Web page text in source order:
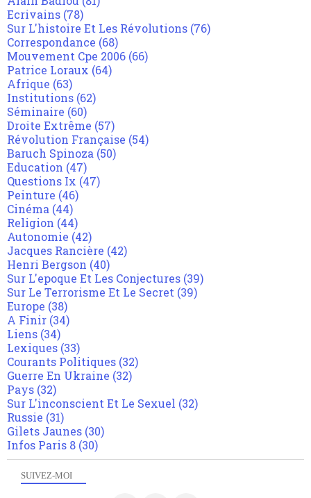
SUIVEZ-MOI
Ecrivains (78)
Sur L'histoire Et Les Révolutions (76)
Correspondance (68)
Mouvement Cpe 2006 (66)
Patrice Loraux (64)
Afrique (63)
Institutions (62)
Séminaire (60)
Droite Extrême (57)
Révolution Française (54)
Baruch Spinoza (50)
Education (47)
Questions Ix (47)
Peinture (46)
Cinéma (44)
Religion (44)
Autonomie (42)
Jacques Rancière (42)
Henri Bergson (40)
Sur L'epoque Et Les Conjectures (39)
Sur Le Terrorisme Et Le Secret (39)
Europe (38)
A Finir (34)
Liens (34)
Lexiques (33)
Courants Politiques (32)
Guerre En Ukraine (32)
Pays (32)
Sur L'inconscient Et Le Sexuel (32)
Russie (31)
Gilets Jaunes (30)
Infos Paris 8 (30)